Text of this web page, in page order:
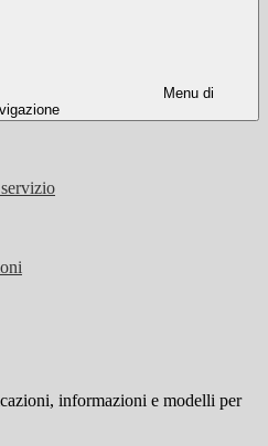
Menu di
informazioni e modelli per